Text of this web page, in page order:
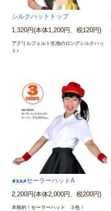
シルクハットトップ
1,320円(本体1,200円、税120円)
アクリルフェルト生地のロングシルクハッ
ト♪
セーラーハットA
2,200円(本体2,000円、税200円)
本格的！セーラーハット ３色！